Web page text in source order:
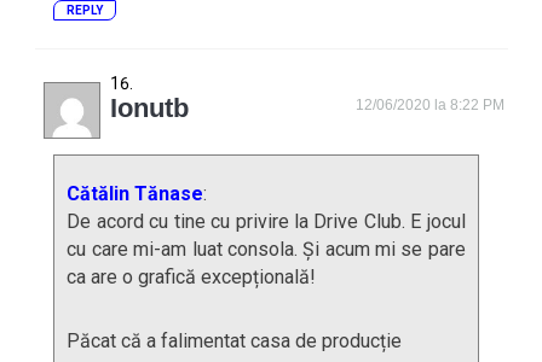
REPLY
Ionutb 12/06/2020 la 8:22 PM
Cătălin Tănase:
De acord cu tine cu privire la Drive Club. E jocul
cu care mi-am luat consola. Și acum mi se pare
ca are o grafică excepțională!
Păcat că a falimentat casa de producție